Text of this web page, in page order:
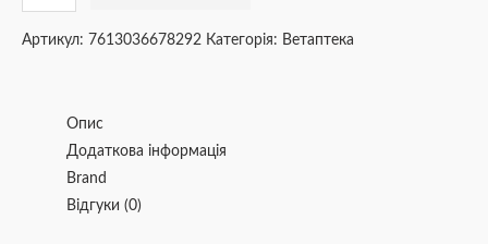
Артикул: 7613036678292 Категорія: Ветаптека
Опис
Додаткова інформація
Brand
Відгуки (0)